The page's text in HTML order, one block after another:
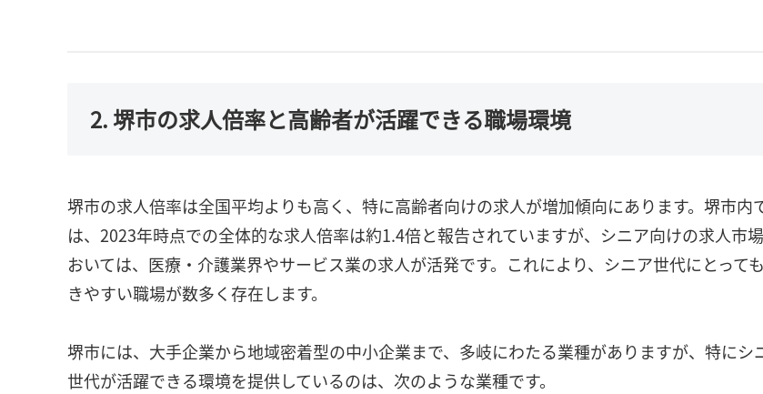
2. 堺市の求人倍率と高齢者が活躍できる職場環境
堺市の求人倍率は全国平均よりも高く、特に高齢者向けの求人が増加傾向にあります。堺市内
は、2023年時点での全体的な求人倍率は約1.4倍と報告されていますが、シニア向けの求人市
おいては、医療・介護業界やサービス業の求人が活発です。これにより、シニア世代にとって
きやすい職場が数多く存在します。
堺市には、大手企業から地域密着型の中小企業まで、多岐にわたる業種がありますが、特にシ
世代が活躍できる環境を提供しているのは、次のような業種です。